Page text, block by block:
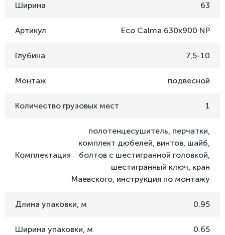
Ширина 63
Артикул Eco Calma 630x900 NP
Глубина 7,5-10
Монтаж подвесной
Количество грузовых мест 1
Комплектация
полотенцесушитель, перчатки,
комплект дюбелей, винтов, шайб,
болтов с шестигранной головкой,
шестигранный ключ, кран
Маевского, инструкция по монтажу
Длина упаковки, м 0.95
Ширина упаковки, м 0.65